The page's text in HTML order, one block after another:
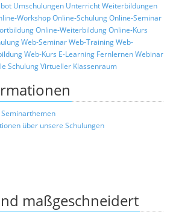
Umschulungen UnterrichtWeiterbildungen
WorkshopOnline-SchulungOnline-Seminar
Online-WeiterbildungOnline-Kurs
Web-SeminarWeb-TrainingWeb-
Web-Kurs E-Learning FernlernenWebinar
SchulungVirtueller Klassenraum
über unsere Schulungen
maßgeschneidert